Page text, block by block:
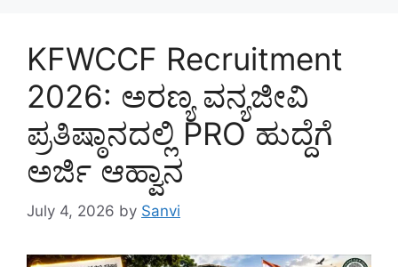
KFWCCF Recruitment
2026: ಅರಣ್ಯ ವನ್ಯಜೀವಿ
ಪ್ರತಿಷ್ಠಾನದಲ್ಲಿ PRO ಹುದ್ದೆಗೆ
ಅರ್ಜಿ ಆಹ್ವಾನ
July 4, 2026 by Sanvi